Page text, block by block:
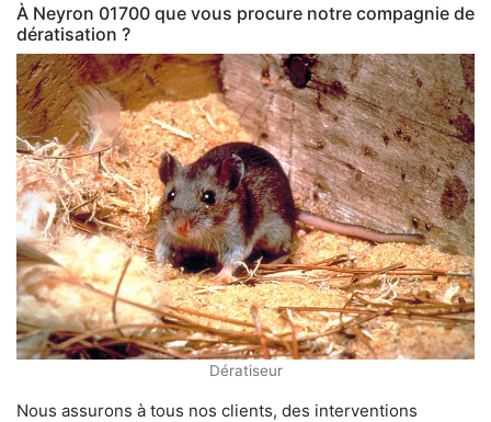
À Neyron 01700 que vous procure notre compagnie de
dératisation ?
Dératiseur
Nous assurons à tous nos clients, des interventions